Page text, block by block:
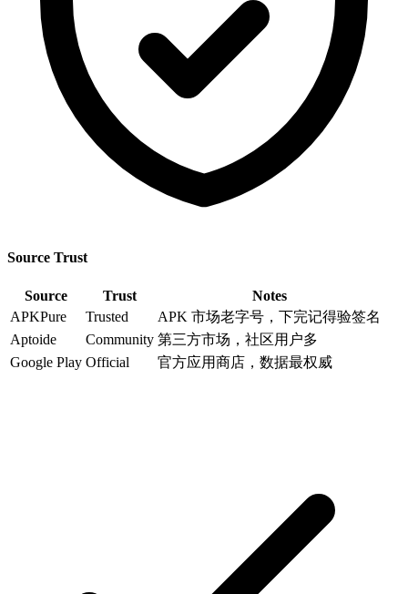
Source Trust
Source Trust
Notes
APKPure
Trusted
APK 市场老字号，下完记得验签名
Aptoide
Community 第三方市场，社区用户多
Google Play Official 官方应用商店，数据最权威